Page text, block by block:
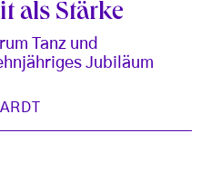
als Stärke
Tanz und
Jubiläum